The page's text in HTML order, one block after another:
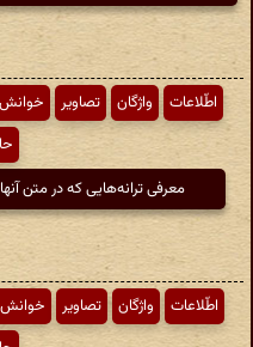
اطّلاعات واژگان تصاویر
معرفی ترانه‌هایی که در متن
اطّلاعات واژگان تصاویر